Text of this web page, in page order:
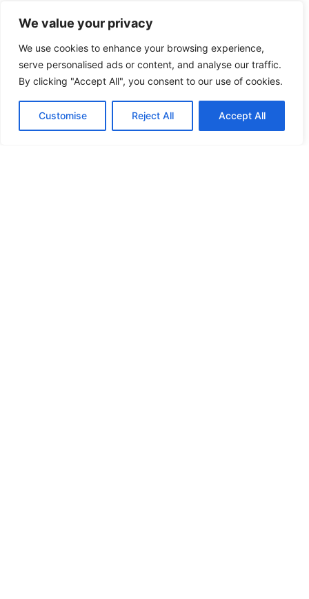
We value your privacy
We use cookies to enhance your browsing experience,
serve personalised ads or content, and analyse our traffic.
By clicking "Accept All", you consent to our use of cookies.
Customise Reject All Accept All
CONNETTITI
CON NOI